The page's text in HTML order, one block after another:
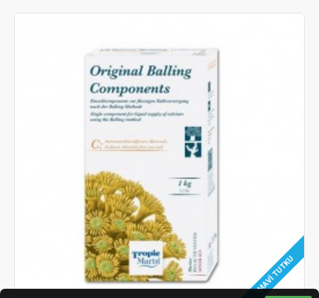
MAVI TUTKU